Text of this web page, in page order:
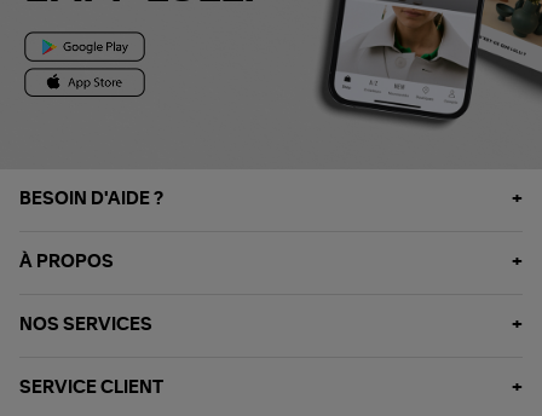
BESOIN D'AIDE ?
À PROPOS
NOS SERVICES
SERVICE CLIENT